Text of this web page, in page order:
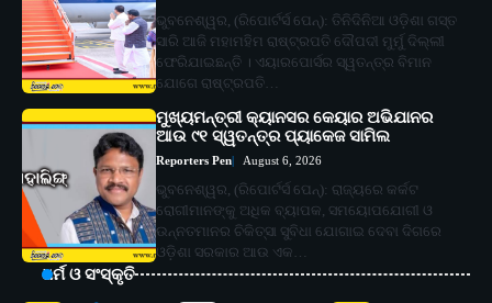
ଭୁବନେଶ୍ୱର, (ରିପୋର୍ଟର୍ସ ପେନ୍‌): ତିନିଦିନିଆ ଓଡ଼ିଶା ଗସ୍ତ
ସାରି ଆଜି ମହାମହିମ ରାଷ୍ଟ୍ରପତି ଦୌପଦୀ ମୁର୍ମୁ ଦିଲ୍ଲୀ
ଫେରିଯାଇଛନ୍ତି । ଏୟାରପୋର୍ସର ସ୍ୱତନ୍ତ୍ର ବିମାନ
ଯୋଗେ ରାଷ୍ଟ୍ରପତି…
ମୁଖ୍ୟମନ୍ତ୍ରୀ କ୍ୟାନସର କେୟାର ଅଭିଯାନର
ଆଉ ୯୧ ସ୍ୱତନ୍ତ୍ର ପ୍ୟାକେଜ ସାମିଲ
Reporters Pen August 6, 2026
ଭୁବନେଶ୍ୱର, (ରିପୋର୍ଟର୍ସ ପେନ୍‌): ରାଜ୍ୟରେ କର୍କଟ
ରୋଗୀମାନଙ୍କୁ ଅଧିକ ବ୍ୟାପକ, ସମୟୋପଯୋଗୀ ଓ
ଉନ୍ନତମାନର ଚିକିତ୍ସା ସୁବିଧା ଯୋଗାଇ ଦେବା ଦିଗରେ
ଓଡ଼ିଶା ସରକାର ଆଉ ଏକ…
ଧର୍ମ ଓ ସଂସ୍କୃତି